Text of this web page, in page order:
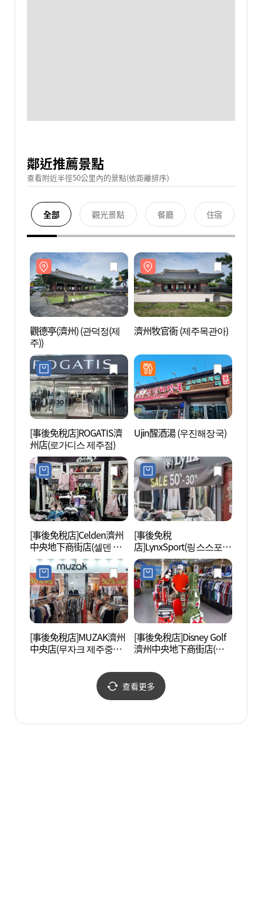
鄰近推薦景點
查看附近半徑50公里內的景點(依距離排序)
全部 觀光景點 餐廳 住宿
觀德亭(濟州) (관덕정(제
주))
濟州牧官衙 (제주목관아)
[事後免稅店]ROGATIS濟
州店(로가디스 제주점)
Ujin醒酒湯 (우진해장국)
[事後免稅店]Celden濟州
中央地下商街店(셀덴 제
주중앙지하상가점)
[事後免稅
店]LynxSport(링스스포
츠)
[事後免稅店]MUZAK濟州
中央店(무자크 제주중앙
[事後免稅店]Disney Golf
濟州中央地下商街店(디
상가점)
查看更多